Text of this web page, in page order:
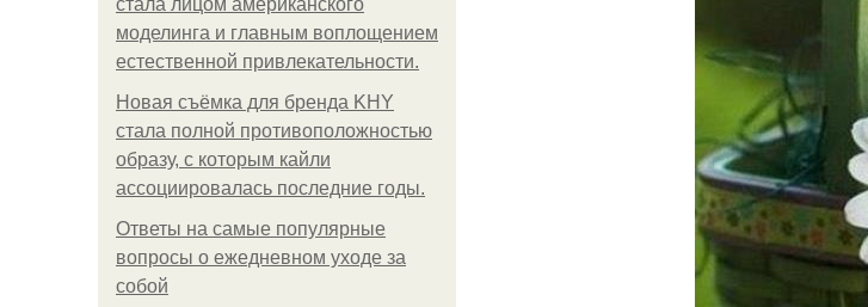
стала лицом американского
моделинга и главным воплощением
естественной привлекательности.
Новая съёмка для бренда KHY
стала полной противоположностью
образу, с которым кайли
ассоциировалась последние годы.
Ответы на самые популярные
вопросы о ежедневном уходе за
собой